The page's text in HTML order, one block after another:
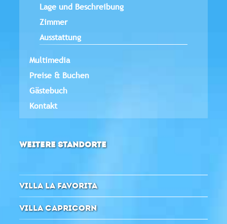
Lage und Beschreibung
Zimmer
Ausstattung
Multimedia
Preise & Buchen
Gästebuch
Kontakt
WEITERE STANDORTE
VILLA LA FAVORITA
VILLA CAPRICORN